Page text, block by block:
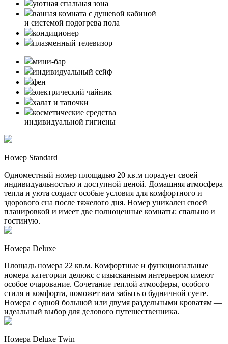
уютная спальная зона
ванная комната с душевой кабиной
и системой подогрева пола
кондиционер
плазменный телевизор
мини-бар
индивидуальный сейф
фен
электрический чайник
халат и тапочки
косметические средства
индивидуальной гигиены
Номер Standard
Одноместный номер площадью 20 кв.м порадует своей
индивидуальностью и доступной ценой. Домашняя атмосфера
тепла и уюта создаст особые условия для комфортного и
здорового сна после тяжелого дня. Номер уникален своей
планировкой и имеет две полноценные комнаты: спальню и
гостиную.
Номера Deluxe
Площадь номера 22 кв.м. Комфортные и функциональные
номера категории делюкс с изысканным интерьером имеют
особое очарование. Сочетание теплой атмосферы, особого
стиля и комфорта, поможет вам забыть о будничной суете.
Номера с одной большой или двумя раздельными кроватям —
идеальный выбор для делового путешественника.
Номера Deluxe Twin